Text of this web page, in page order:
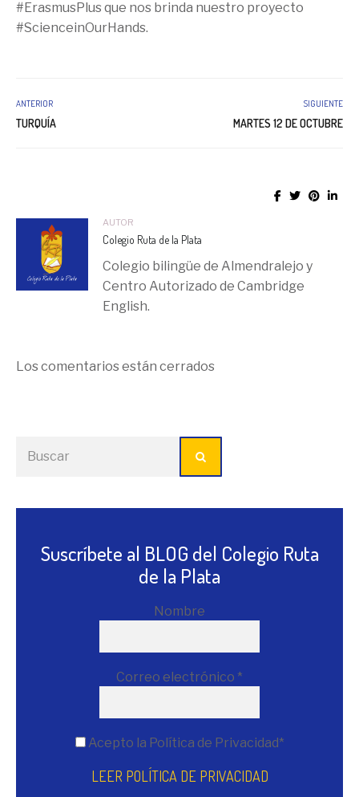
#ErasmusPlus que nos brinda nuestro proyecto
#ScienceinOurHands.
ANTERIOR
TURQUÍA
SIGUIENTE
MARTES 12 DE OCTUBRE
AUTOR
Colegio Ruta de la Plata
Colegio bilingüe de Almendralejo y
Centro Autorizado de Cambridge
English.
Los comentarios están cerrados
Suscríbete al BLOG del Colegio Ruta
de la Plata
Nombre
Correo electrónico *
Acepto la Política de Privacidad*
LEER POLÍTICA DE PRIVACIDAD